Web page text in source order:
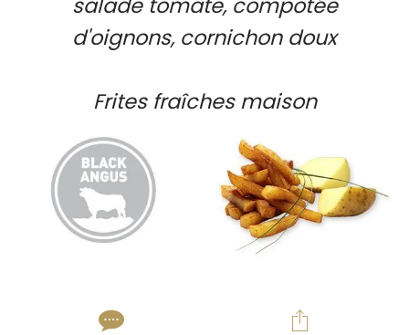
salade tomate, compotée
d'oignons, cornichon doux
Frites fraîches maison